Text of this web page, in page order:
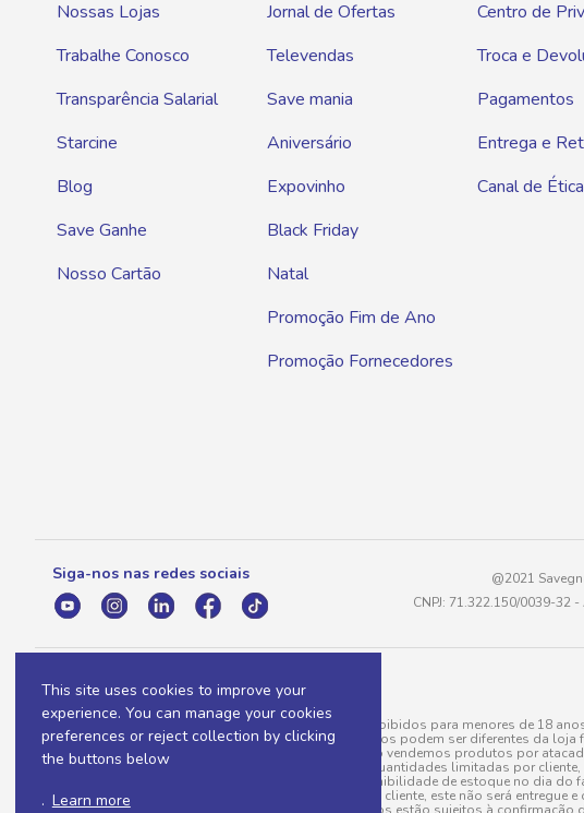
This site uses cookies to improve your
experience. You can manage your cookies
preferences or reject collection by clicking
the buttons below
. Learn more
Nossas Lojas
Trabalhe Conosco
Transparência Salarial
Starcine
Blog
Save Ganhe
Nosso Cartão
Jornal de Ofertas
Televendas
Save mania
Aniversário
Expovinho
Black Friday
Natal
Promoção Fim de Ano
Promoção Fornecedores
Centro de
Troca e
Pagamentos
Entrega e
Canal de Ética
Siga-nos nas redes sociais
@2021
CNPJ: 71.322.150/0039-32
A venda e o consumo de bebidas alcoólicas são proibidos para menores de 18
válidas para a loja eletrônica, sendo que seus preços podem ser diferentes da
para menos, por conta de produtos variáveis; e não vendemos produtos por
do pedido. Produtos em promoção possuem quantidades limitadas por cliente,
20/03/97). A venda está diretamente ligada à disponibilidade de estoque no dia
Caso algum produto venha a faltar no pedido do cliente, este não será